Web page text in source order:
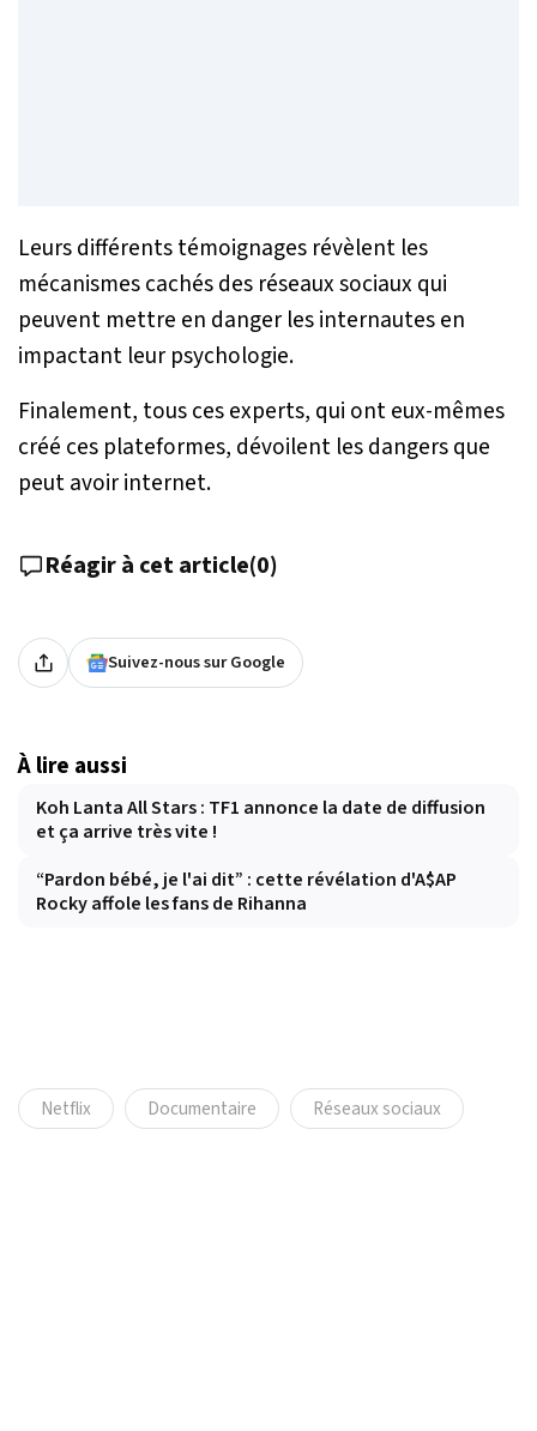
Leurs différents témoignages révèlent les
mécanismes cachés des réseaux sociaux qui
peuvent mettre en danger les internautes en
impactant leur psychologie.
Finalement, tous ces experts, qui ont eux-mêmes
créé ces plateformes, dévoilent les dangers que
peut avoir internet.
Réagir à cet article(0)
Suivez-nous sur Google
À lire aussi
Koh Lanta All Stars : TF1 annonce la date de diffusion
et ça arrive très vite !
“Pardon bébé, je l'ai dit” : cette révélation d'A$AP
Rocky affole les fans de Rihanna
Netflix Documentaire Réseaux sociaux